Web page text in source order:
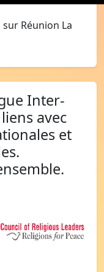
Réunion La
Inter-
avec
et